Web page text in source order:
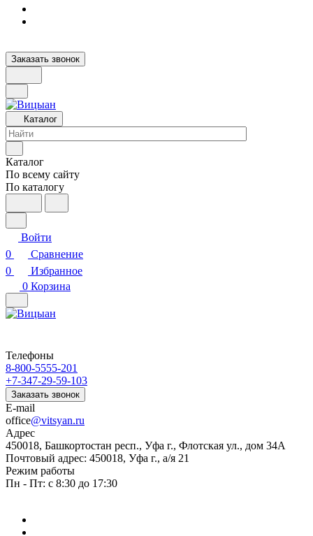
Заказать звонок
Каталог
Каталог
По всему сайту
По каталогу
Войти
0
Сравнение
0
Избранное
0 Корзина
Телефоны
8-800-5555-201
+7-347-29-59-103
Заказать звонок
E-mail
office@vitsyan.ru
Адрес
450018, Башкортостан респ., Уфа г., Флотская ул., дом 34А
Почтовый адрес: 450018, Уфа г., а/я 21
Режим работы
Пн - Пт: с 8:30 до 17:30